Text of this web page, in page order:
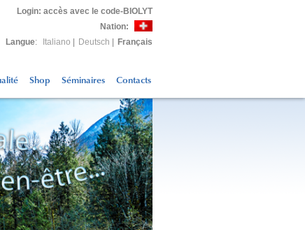
Login: accès avec le code-BIOLYT
Nation:
Langue: Italiano Deutsch Français
Shop Séminaires Contacts